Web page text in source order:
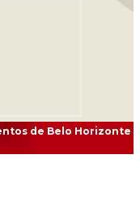
de Belo Horizonte